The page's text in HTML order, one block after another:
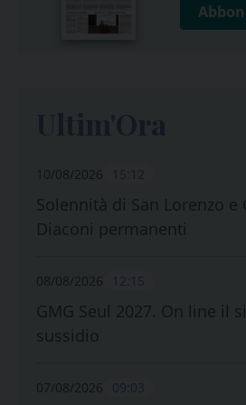
10/08/2026
Solennità di San Lorenzo e
Diaconi permanenti
08/08/2026
GMG Seul 2027. On line il
sussidio
07/08/2026